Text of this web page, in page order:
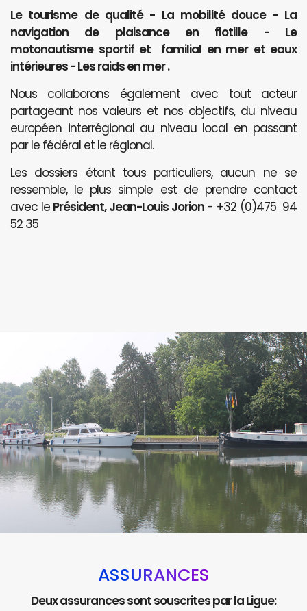
Le tourisme de qualité - La mobilité douce - La
navigation de plaisance en flotille - Le
motonautisme sportif et familial en mer et eaux
intérieures - Les raids en mer .
Nous collaborons également avec tout acteur
partageant nos valeurs et nos objectifs, du niveau
européen interrégional au niveau local en passant
par le fédéral et le régional.
Les dossiers étant tous particuliers, aucun ne se
ressemble, le plus simple est de prendre contact
avec le Président, Jean-Louis Jorion- +32 (0)475 94
52 35
ASSURANCES
Deux assurances sont souscrites par la Ligue: